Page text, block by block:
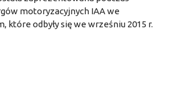
motoryzacyjnych IAA we
które odbyły się we wrześniu 2015 r.